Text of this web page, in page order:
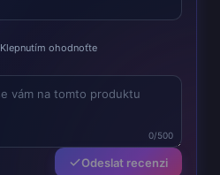
Klepnutím ohodnoťte
0/500
Odeslat recenzi